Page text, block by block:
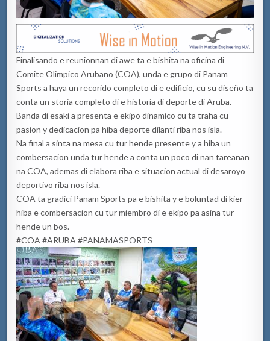
Finalisando e reunionnan di awe ta e bishita na oficina di
Comite Olimpico Arubano (COA), unda e grupo di Panam
Sports a haya un recorido completo di e edificio, cu su diseño ta
conta un storia completo di e historia di deporte di Aruba.
Banda di esaki a presenta e ekipo dinamico cu ta traha cu
pasion y dedicacion pa hiba deporte dilanti riba nos isla.
Na final a sinta na mesa cu tur hende presente y a hiba un
combersacion unda tur hende a conta un poco di nan tareanan
na COA, ademas di elabora riba e situacion actual di desaroyo
deportivo riba nos isla.
COA ta gradici Panam Sports pa e bishita y e boluntad di kier
hiba e combersacion cu tur miembro di e ekipo pa asina tur
hende un bos.
#COA #ARUBA #PANAMASPORTS